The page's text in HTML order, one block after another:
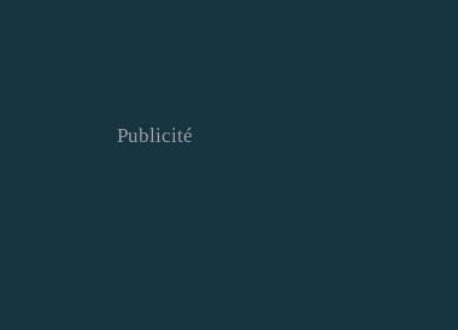
Publicité